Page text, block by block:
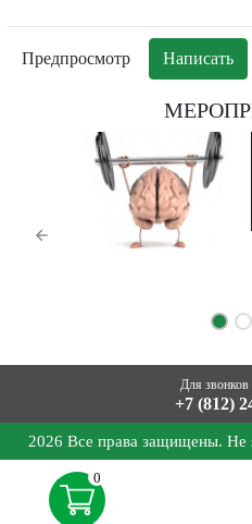
Для звонков
+7 (812)
2026 Все права защищены. Не
0